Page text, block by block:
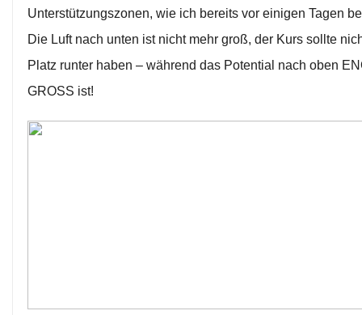
Unterstützungszonen, wie ich bereits vor einigen Tagen
Die Luft nach unten ist nicht mehr groß, der Kurs sollte
Platz runter haben – während das Potential nach oben
GROSS ist!